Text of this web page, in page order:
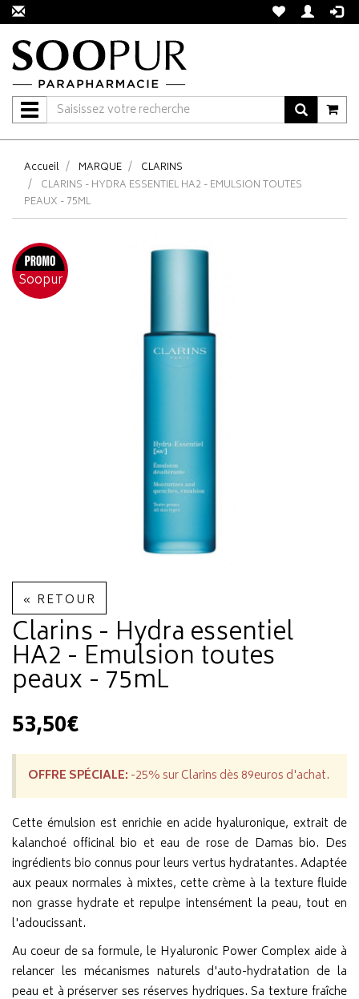
Navigation
Accueil MARQUE
CLARINS
CLARINS - HYDRA ESSENTIEL HA2 - EMULSION TOUTES
PEAUX - 75ML
Soopur
« RETOUR
Clarins - Hydra essentiel
HA2 - Emulsion toutes
peaux - 75mL
53,50€
OFFRE SPÉCIALE: -25% sur Clarins dès 89euros d'achat.
Cette émulsion est enrichie en acide hyaluronique, extrait de
kalanchoé officinal bio et eau de rose de Damas bio. Des
ingrédients bio connus pour leurs vertus hydratantes. Adaptée
aux peaux normales à mixtes, cette crème à la texture fluide
non grasse hydrate et repulpe intensément la peau, tout en
l'adoucissant.
Au coeur de sa formule, le Hyaluronic Power Complex aide à
relancer les mécanismes naturels d'auto-hydratation de la
peau et à préserver ses réserves hydriques. Sa texture fraîche